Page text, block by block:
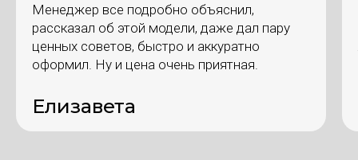
Менеджер все подробно объяснил,
рассказал об этой модели, даже дал пару
ценных советов, быстро и аккуратно
оформил. Ну и цена очень приятная.
Елизавета